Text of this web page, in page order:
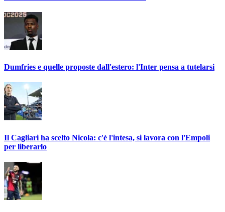
Dumfries e quelle proposte dall'estero: l'Inter pensa a tutelarsi
Il Cagliari ha scelto Nicola: c'è l'intesa, si lavora con l'Empoli
per liberarlo